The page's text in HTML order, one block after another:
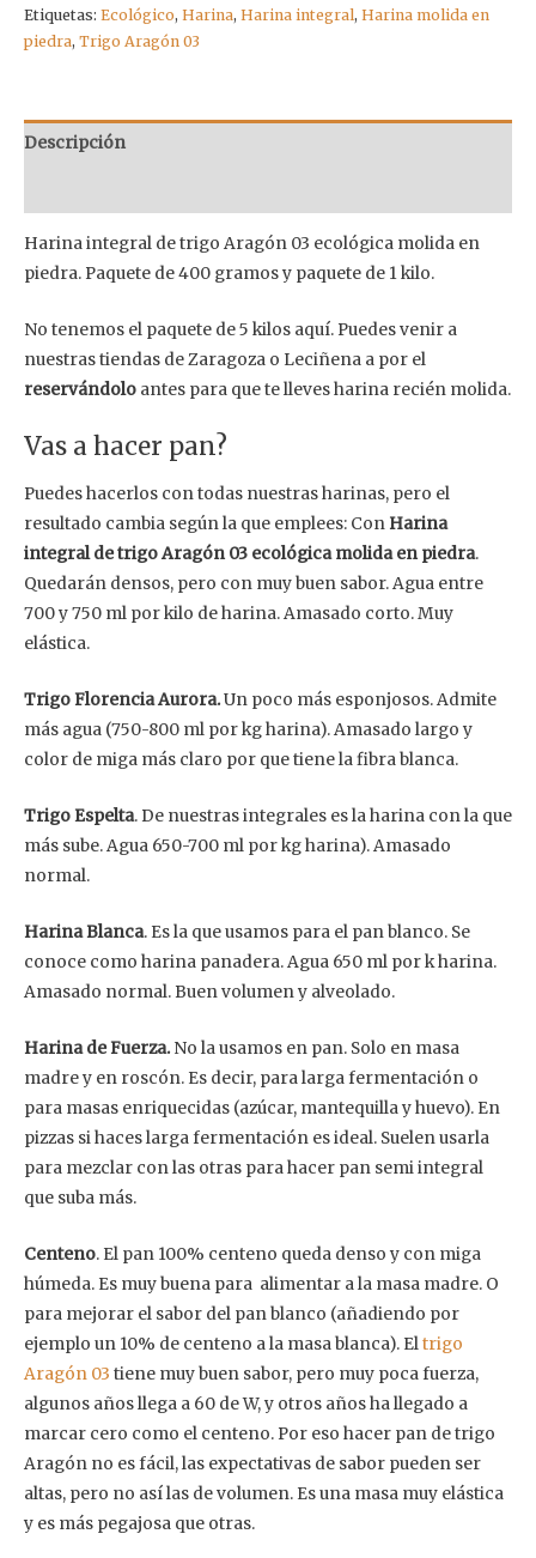
Etiquetas: Ecológico, Harina, Harina integral, Harina molida en
piedra, Trigo Aragón 03
Descripción
Harina integral de trigo Aragón 03 ecológica molida en
piedra. Paquete de 400 gramos y paquete de 1 kilo.
No tenemos el paquete de 5 kilos aquí. Puedes venir a
nuestras tiendas de Zaragoza o Leciñena a por el
reservándolo antes para que te lleves harina recién molida.
Vas a hacer pan?
Puedes hacerlos con todas nuestras harinas, pero el
resultado cambia según la que emplees: Con Harina
integral de trigo Aragón 03 ecológica molida en piedra.
Quedarán densos, pero con muy buen sabor. Agua entre
700 y 750 ml por kilo de harina. Amasado corto. Muy
elástica.
Trigo Florencia Aurora.Un poco más esponjosos. Admite
más agua (750-800 ml por kg harina). Amasado largo y
color de miga más claro por que tiene la fibra blanca.
Trigo Espelta. De nuestras integrales es la harina con la que
más sube. Agua 650-700 ml por kg harina). Amasado
normal.
Harina Blanca. Es la que usamos para el pan blanco. Se
conoce como harina panadera. Agua 650 ml por k harina.
Amasado normal. Buen volumen y alveolado.
Harina de Fuerza. No la usamos en pan. Solo en masa
madre y en roscón. Es decir, para larga fermentación o
para masas enriquecidas (azúcar, mantequilla y huevo). En
pizzas si haces larga fermentación es ideal. Suelen usarla
para mezclar con las otras para hacer pan semi integral
que suba más.
Centeno. El pan 100% centeno queda denso y con miga
húmeda. Es muy buena para alimentar a la masa madre. O
para mejorar el sabor del pan blanco (añadiendo por
ejemplo un 10% de centeno a la masa blanca). Eltrigo
Aragón 03 tiene muy buen sabor, pero muy poca fuerza,
algunos años llega a 60 de W, y otros años ha llegado a
marcar cero como el centeno. Por eso hacer pan de trigo
Aragón no es fácil, las expectativas de sabor pueden ser
altas, pero no así las de volumen. Es una masa muy elástica
y es más pegajosa que otras.